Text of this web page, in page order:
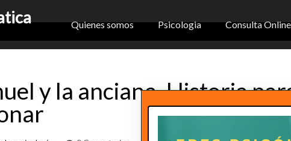
Quienes somos Psicologia Consulta Online
y la anciana, Historia